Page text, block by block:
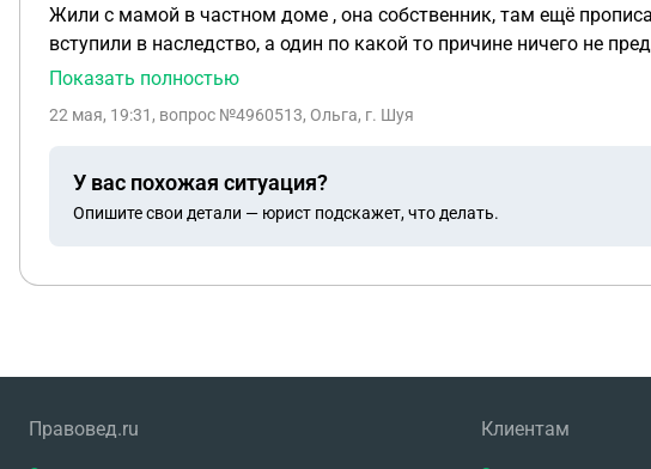
Жили с мамой в частном доме , она собственник, там ещё
вступили в наследство, а один по какой то причине ничего не
лет появлялся только пару раз...
Показать полностью
22 мая, 19:31 , вопрос №4960513, Ольга, г. Шуя
У вас похожая ситуация?
Опишите свои детали — юрист подскажет, что делать.
Правовед.ru Клиентам